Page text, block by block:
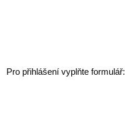
Pro přihlášení vyplňte formulář: